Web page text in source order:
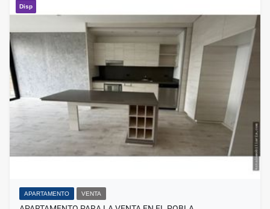
Disp
APARTAMENTO VENTA